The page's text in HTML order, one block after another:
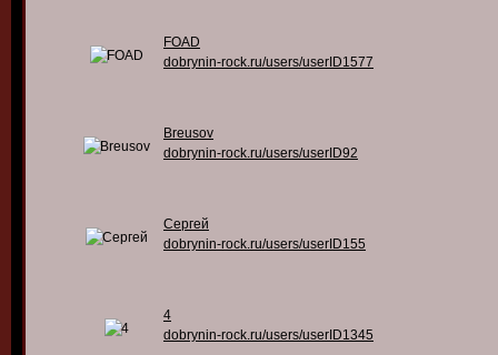
FOAD
dobrynin-rock.ru/users/userID1577
Breusov
dobrynin-rock.ru/users/userID92
Сергей
dobrynin-rock.ru/users/userID155
4
dobrynin-rock.ru/users/userID1345